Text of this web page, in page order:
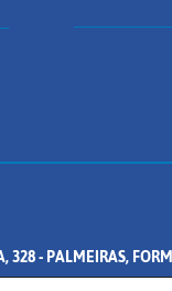
328 - PALMEIRAS,